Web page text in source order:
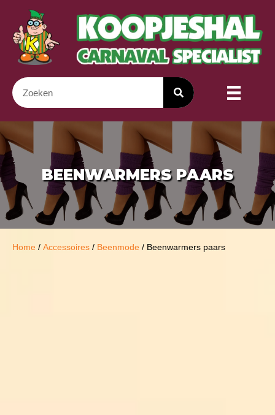
BEENWARMERS PAARS
Home / Accessoires / Beenmode / Beenwarmers paars